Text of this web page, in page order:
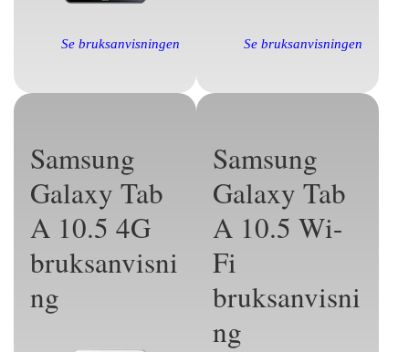
Se bruksanvisningen Se bruksanvisningen
Samsung
Galaxy Tab
A 10.5 4G
bruksanvisni
ng
Samsung
Galaxy Tab
A 10.5 Wi-
Fi
bruksanvisni
ng